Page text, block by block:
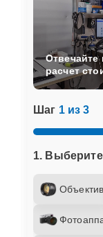
Шаг 1 из 3
1.
Объектив
Отвечайте
расчет